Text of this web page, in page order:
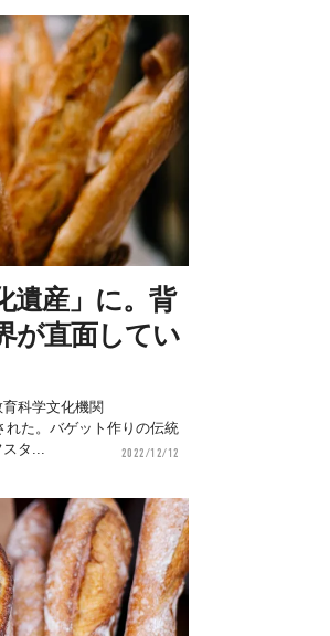
遺産」に。背
が直面してい
科学文化機関
れた。バゲット作りの伝統
タ...
2022/12/12